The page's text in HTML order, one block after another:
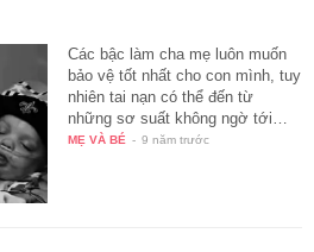
Các bậc làm cha mẹ luôn muốn
bảo vệ tốt nhất cho con mình, tuy
nhiên tai nạn có thể đến từ
những sơ suất không ngờ tới…
MẸ VÀ BÉ - 9 năm trước